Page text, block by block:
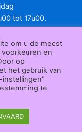
tot 17u00.
| Betaling
Herroepingsfunctie
Contact
om u de meest
en
op
het gebruik van
instellingen"
te